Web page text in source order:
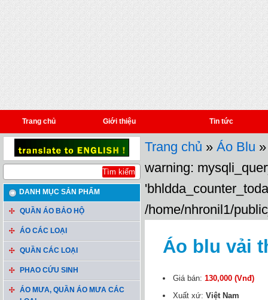
Trang chủ Giới thiệu Tin tức
DANH MỤC SẢN PHẨM
QUẦN ÁO BẢO HỘ
ÁO CÁC LOẠI
QUẦN CÁC LOẠI
PHAO CỨU SINH
ÁO MƯA, QUẦN ÁO MƯA CÁC
Trang chủ » Áo Blu
warning:
/home/nhronil1/
Áo blu vải
Giá bán: 130,000 (Vnđ)
Xuất xứ: Việt Nam